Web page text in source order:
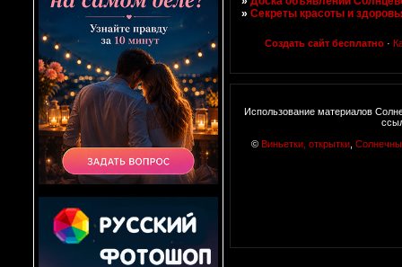
»Секреты красоты и
Создать сайт бесплатно ·
Использование материалов
© Виньетки, открытки,